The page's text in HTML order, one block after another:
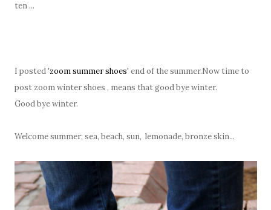
ten ...
I posted 'zoom summer shoes' end of the summer.Now time to
post zoom winter shoes , means that good bye winter.
Good bye winter.
Welcome summer; sea, beach, sun, lemonade, bronze skin...